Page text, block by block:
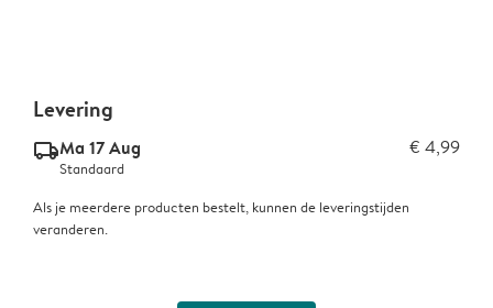
Levering
delivery_standard_v2Ma 17 Aug € 4,99
Standaard
Als je meerdere producten bestelt, kunnen de leveringstijden
veranderen.